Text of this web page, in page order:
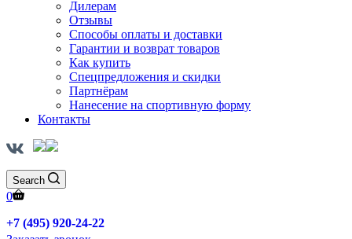
Дилерам
Отзывы
Способы оплаты и доставки
Гарантии и возврат товаров
Как купить
Спецпредложения и скидки
Партнёрам
Нанесение на спортивную форму
Контакты
Search
0
+7 (495) 920-24-22